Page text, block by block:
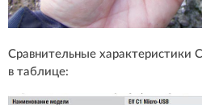
Сравнительные характеристики
в таблице: